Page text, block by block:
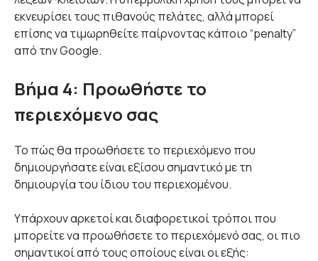
εκνευρίσει τους πιθανούς πελάτες, αλλά μπορεί
επίσης να τιμωρηθείτε παίρνοντας κάποιο “penalty”
από την Google.
Βήμα 4: Προωθήστε το
περιεχόμενο σας
Το πώς θα προωθήσετε το περιεχόμενο που
δημιουργήσατε είναι εξίσου σημαντικό με τη
δημιουργία του ίδιου του περιεχομένου.
Υπάρχουν αρκετοί και διαφορετικοί τρόποι που
μπορείτε να προωθήσετε το περιεχόμενό σας, οι πιο
σημαντικοί από τους οποίους είναι οι εξής: